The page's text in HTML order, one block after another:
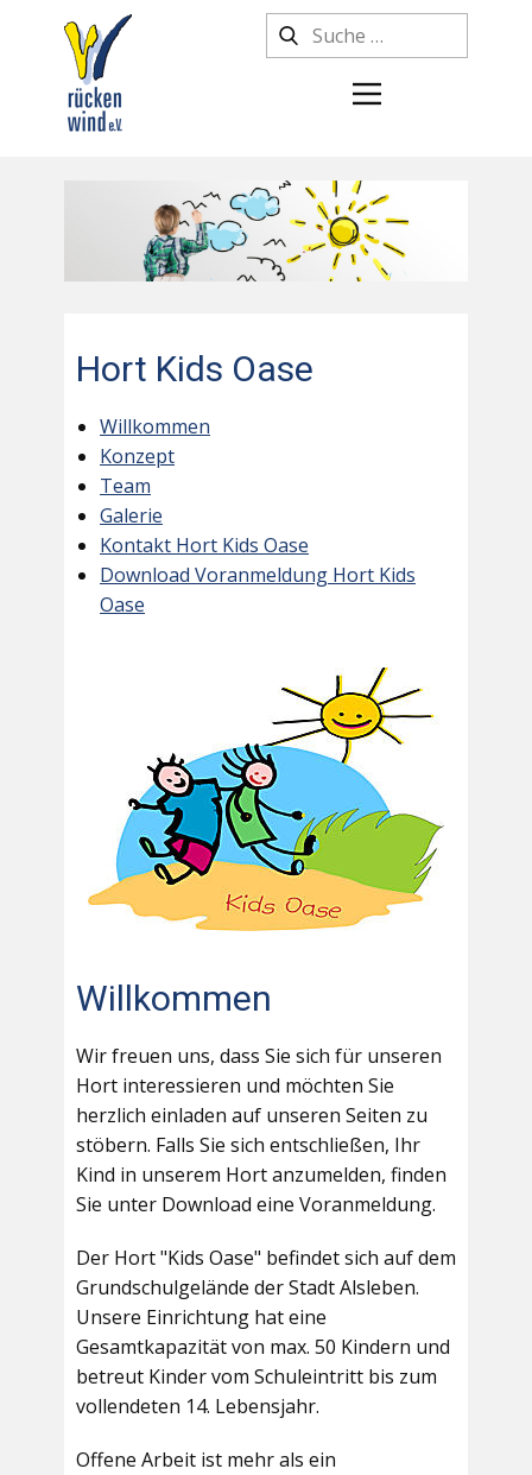
Hort Kids Oase
Willkommen
Konzept
Team
Galerie
Kontakt Hort Kids Oase
Download Voranmeldung Hort Kids
Oase
Willkommen
Wir freuen uns, dass Sie sich für unseren
Hort interessieren und möchten Sie
herzlich einladen auf unseren Seiten zu
stöbern. Falls Sie sich entschließen, Ihr
Kind in unserem Hort anzumelden, finden
Sie unter Download eine Voranmeldung.
Der Hort "Kids Oase" befindet sich auf dem
Grundschulgelände der Stadt Alsleben.
Unsere Einrichtung hat eine
Gesamtkapazität von max. 50 Kindern und
betreut Kinder vom Schuleintritt bis zum
vollendeten 14. Lebensjahr.
Offene Arbeit ist mehr als ein